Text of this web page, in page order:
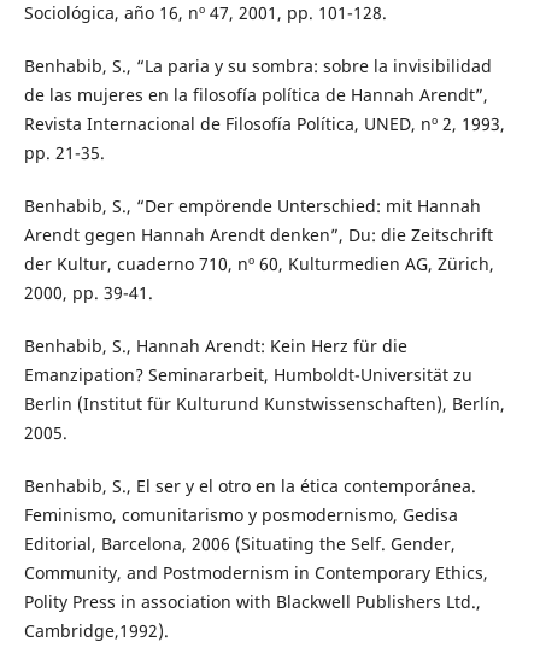
Sociológica, año 16, nº 47, 2001, pp. 101-128.
Benhabib, S., “La paria y su sombra: sobre la invisibilidad
de las mujeres en la filosofía política de Hannah Arendt”,
Revista Internacional de Filosofía Política, UNED, nº 2, 1993,
pp. 21-35.
Benhabib, S., “Der empörende Unterschied: mit Hannah
Arendt gegen Hannah Arendt denken”, Du: die Zeitschrift
der Kultur, cuaderno 710, nº 60, Kulturmedien AG, Zürich,
2000, pp. 39-41.
Benhabib, S., Hannah Arendt: Kein Herz für die
Emanzipation? Seminararbeit, Humboldt-Universität zu
Berlin (Institut für Kulturund Kunstwissenschaften), Berlín,
2005.
Benhabib, S., El ser y el otro en la ética contemporánea.
Feminismo, comunitarismo y posmodernismo, Gedisa
Editorial, Barcelona, 2006 (Situating the Self. Gender,
Community, and Postmodernism in Contemporary Ethics,
Polity Press in association with Blackwell Publishers Ltd.,
Cambridge,1992).